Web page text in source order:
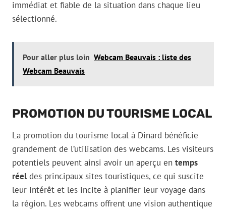
immédiat et fiable de la situation dans chaque lieu
sélectionné.
Pour aller plus loin Webcam Beauvais : liste des
Webcam Beauvais
PROMOTION DU TOURISME LOCAL
La promotion du tourisme local à Dinard bénéficie
grandement de l’utilisation des webcams. Les visiteurs
potentiels peuvent ainsi avoir un aperçu en temps
réel des principaux sites touristiques, ce qui suscite
leur intérêt et les incite à planifier leur voyage dans
la région. Les webcams offrent une vision authentique